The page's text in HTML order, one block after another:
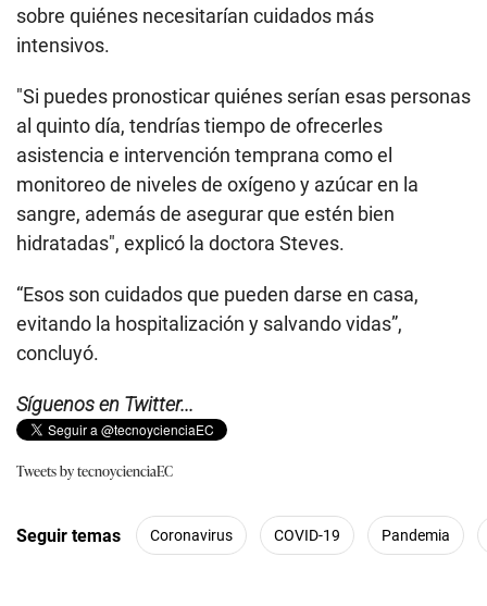
sobre quiénes necesitarían cuidados más
intensivos.
"Si puedes pronosticar quiénes serían esas personas
al quinto día, tendrías tiempo de ofrecerles
asistencia e intervención temprana como el
monitoreo de niveles de oxígeno y azúcar en la
sangre, además de asegurar que estén bien
hidratadas", explicó la doctora Steves.
“Esos son cuidados que pueden darse en casa,
evitando la hospitalización y salvando vidas”,
concluyó.
Síguenos en Twitter...
Tweets by tecnoycienciaEC
Seguir temas Coronavirus COVID-19 Pandemia